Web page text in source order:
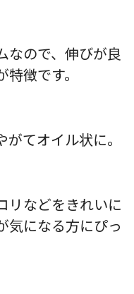
なので、伸びが良
徴です。
てオイル状に。
リなどをきれいに
気になる方にぴっ